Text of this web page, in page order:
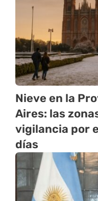
Nieve en la
Aires: las
vigilancia por
días